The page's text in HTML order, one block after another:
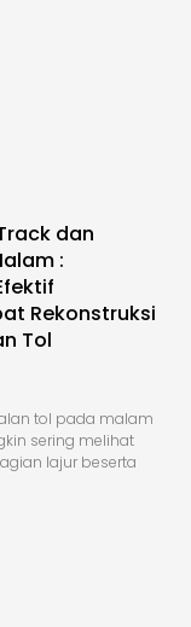
dan
:
Rekonstruksi
Tol
tol pada malam
sering melihat
lajur beserta